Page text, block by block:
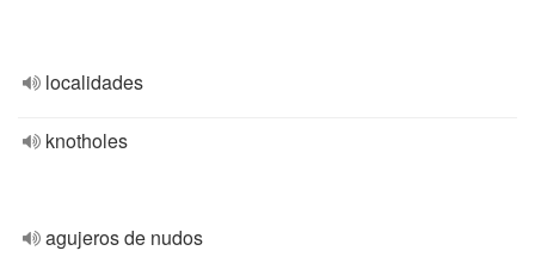
localidades
knotholes
agujeros de nudos